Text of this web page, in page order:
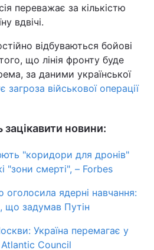
переважає за кількістю
вдвічі.
відбуваються бойові
що лінія фронту буде
за даними української
загроза військової операції
новини:
"коридори для дронів"
"зони смерті", – Forbes
оголосила ядерні навчання:
що задумав Путін
Україна перемагає у
Atlantic Council